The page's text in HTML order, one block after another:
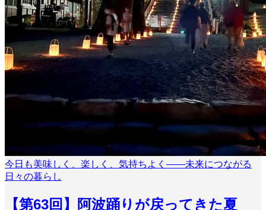
今日も美味しく、楽しく、気持ちよく――未来につながる
日々の暮らし
【第63回】阿波踊りが戻ってきた夏